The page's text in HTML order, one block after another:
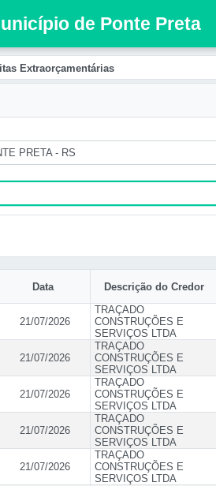
de Ponte Preta
Extraorçamentárias
PRETA - RS
Data Descrição do Credor
21/07/2026
TRAÇADO
CONSTRUÇÕES E
SERVIÇOS LTDA
21/07/2026
TRAÇADO
CONSTRUÇÕES E
SERVIÇOS LTDA
21/07/2026
TRAÇADO
CONSTRUÇÕES E
SERVIÇOS LTDA
21/07/2026
TRAÇADO
CONSTRUÇÕES E
SERVIÇOS LTDA
21/07/2026
TRAÇADO
CONSTRUÇÕES E
SERVIÇOS LTDA